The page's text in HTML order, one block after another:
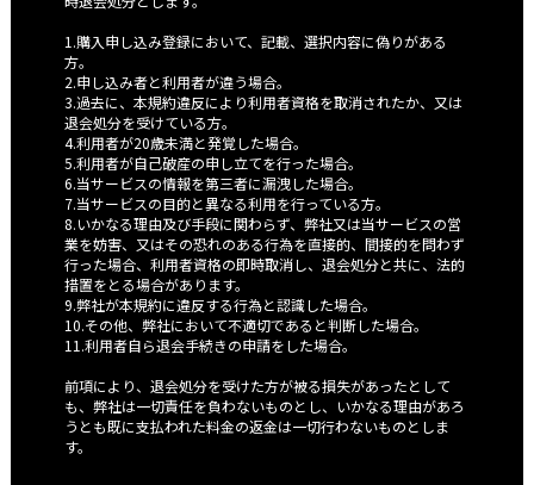
1.購入申し込み登録において、記載、選択内容に偽りがある
方。
2.申し込み者と利用者が違う場合。
3.過去に、本規約違反により利用者資格を取消されたか、又は
退会処分を受けている方。
4.利用者が20歳未満と発覚した場合。
5.利用者が自己破産の申し立てを行った場合。
6.当サービスの情報を第三者に漏洩した場合。
7.当サービスの目的と異なる利用を行っている方。
8.いかなる理由及び手段に関わらず、弊社又は当サービスの営
業を妨害、又はその恐れのある行為を直接的、間接的を問わず
行った場合、利用者資格の即時取消し、退会処分と共に、法的
措置をとる場合があります。
9.弊社が本規約に違反する行為と認識した場合。
10.その他、弊社において不適切であると判断した場合。
11.利用者自ら退会手続きの申請をした場合。
前項により、退会処分を受けた方が被る損失があったとして
も、弊社は一切責任を負わないものとし、いかなる理由があろ
うとも既に支払われた料金の返金は一切行わないものとしま
す。